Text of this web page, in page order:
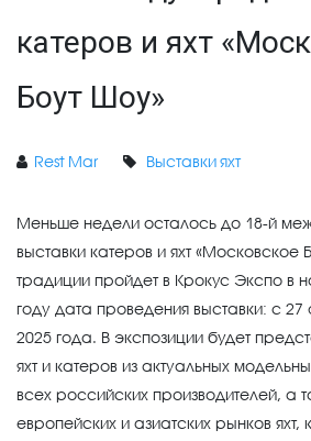
катеров и яхт
Боут Шоу»
Rest Mar Выставки яхт
Меньше недели осталось до 18-й
выставки катеров и яхт «Московское
традиции пройдет в Крокус Экспо в
году дата проведения выставки: с
2025 года. В экспозиции будет
яхт и катеров из актуальных
всех российских производителей, а
европейских и азиатских рынков яхт,